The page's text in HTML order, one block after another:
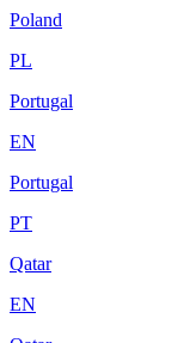
Poland
PL
Portugal
EN
Portugal
PT
Qatar
EN